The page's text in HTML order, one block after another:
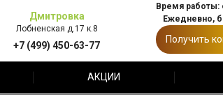
Дмитровка
Лобненская д.17 к.8
+7 (499) 450-63-77
Время работы:
Ежедневно,
Получить
АКЦИИ